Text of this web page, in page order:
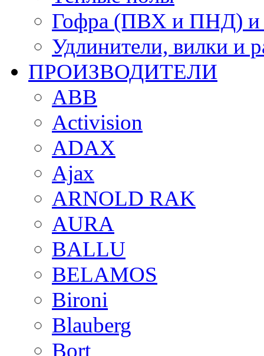
Гофра (ПВХ и ПНД) и
Удлинители, вилки и
ПРОИЗВОДИТЕЛИ
ABB
Activision
ADAX
Ajax
ARNOLD RAK
AURA
BALLU
BELAMOS
Bironi
Blauberg
Bort